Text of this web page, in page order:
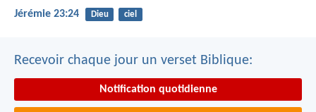
Jérémie 23:24 Dieu ciel
Recevoir chaque jour un verset Biblique:
Notification quotidienne